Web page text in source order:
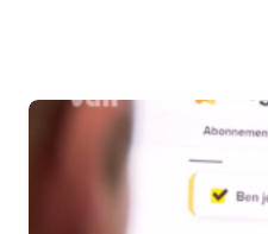
Artikelen in deze